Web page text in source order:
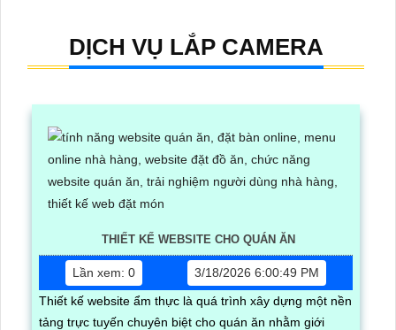
DỊCH VỤ LẮP CAMERA
THIẾT KẾ WEBSITE CHO QUÁN ĂN
Lần xem: 0
3/18/2026 6:00:49 PM
Thiết kế website ẩm thực là quá trình xây dựng một nền
tảng trực tuyến chuyên biệt cho quán ăn nhằm giới